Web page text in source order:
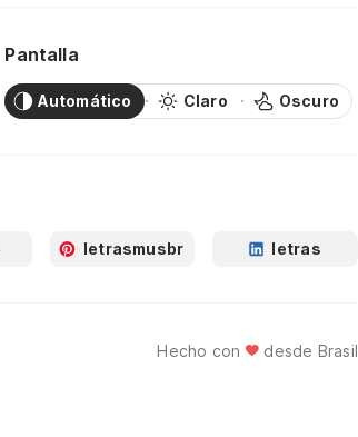
Pantalla
Automático Claro Oscuro
letrasmusbr letras
Hecho con desde Brasil